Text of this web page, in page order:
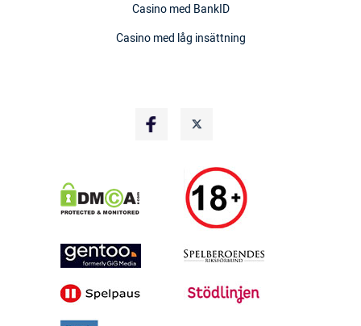
Casino med BankID
Casino med låg insättning